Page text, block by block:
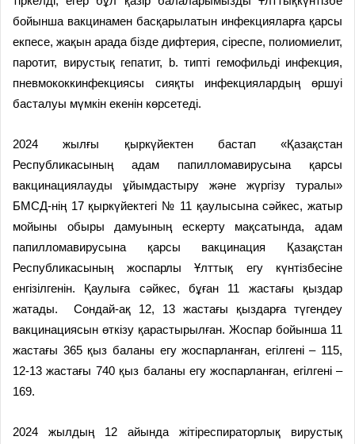
бойынша вакцинамен басқарылатын инфекцияларға қарсы
екпесе, жақын арада бізде дифтерия, сіреспе, полиомиелит,
паротит, вирустық гепатит, b. типті гемофильді инфекция,
пневмококкинфекциясы сияқты инфекциялардың өршуі
басталуы мүмкін екенін көрсетеді.
2024 жылғы қыркүйектен бастап «Қазақстан
Республикасының адам папилломавирусына қарсы
вакцинациялауды ұйымдастыру және жүргізу туралы»
БМСД-нің 17 қыркүйектегі № 11 қаулысына сәйкес, жатыр
мойыны обыры дамуының ескерту мақсатында, адам
папилломавирусына қарсы вакцинация Қазақстан
Республикасының жоспарлы Ұлттық егу күнтізбесіне
енгізілгенін. Қаулыға сәйкес, бұған 11 жастағы қыздар
жатады. Сондай-ақ 12, 13 жастағы қыздарға түгендеу
вакцинациясын өткізу қарастырылған. Жоспар бойынша 11
жастағы 365 қыз баланы егу жоспарланған, егілгені – 115,
12-13 жастағы 740 қыз баланы егу жоспарланған, егілгені –
169.
2024 жылдың 12 айында жітіреспираторлық вирустық